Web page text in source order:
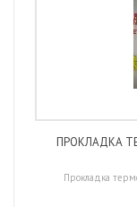
ПРОКЛАДКА
Прокладка